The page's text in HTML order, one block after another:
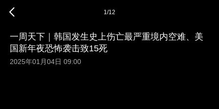
1/12
一周天下｜韩国发生史上伤亡最严重境内空难、美
国新年夜恐怖袭击致15死
2025年01月04日 09:00